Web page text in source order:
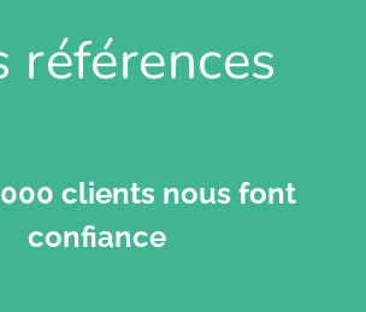
références
000 clients nous font
confiance